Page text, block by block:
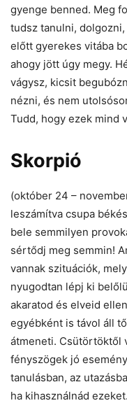
gyenge benned. Meg
tudsz tanulni,
előtt gyerekes vitába
ahogy jött úgy megy.
vágysz, kicsit
nézni, és nem
Tudd, hogy ezek mind
Skorpió
(október 24 –
leszámítva csupa
bele semmilyen
sértődj meg semmin!
vannak szituációk,
nyugodtan lépj ki
akaratod és elveid
egyébként is távol áll
átmeneti. Csütörtöktől
fényszögek jó
tanulásban, az
ha kihasználnád